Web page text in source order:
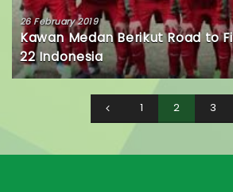
26 February 2019
Kawan Medan Berikut Road to
22 Indonesia
1 2 3